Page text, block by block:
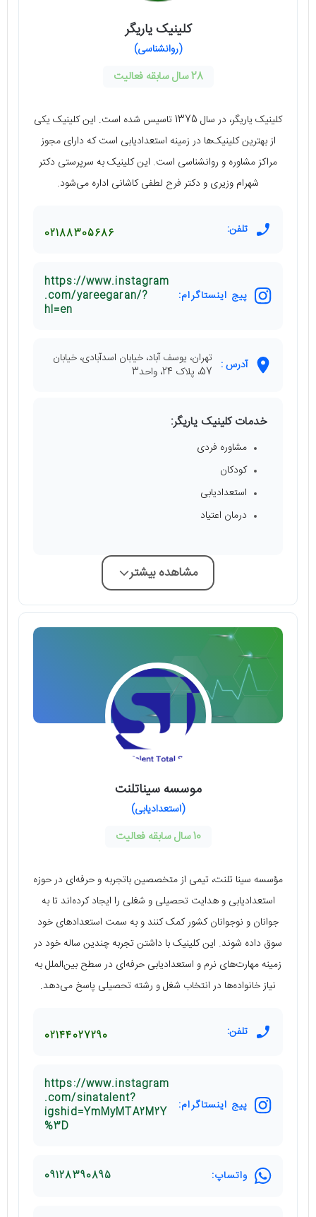
کلینیک یاریگر
(روانشناسی)
28 سال سابقه فعالیت
کلینیک یاریگر، در سال 1375 تاسیس شده است. این کلینیک یکی
از بهترین کلینیک‌ها در زمینه استعدادیابی است که دارای مجوز
مراکز مشاوره و روانشناسی است. این کلینیک به سرپرستی دکتر
شهرام وزیری و دکتر فرح لطفی کاشانی اداره می‌شود.
تلفن: 02188305686
پیج اینستاگرام:
https://www.instagram
.com/yareegaran/?
hl=en
آدرس : تهران، یوسف آباد، خیابان اسدآبادی، خیابان
57، پلاک 24، واحد3
خدمات کلینیک یاریگر:
مشاوره فردی
کودکان
استعدادیابی
درمان اعتیاد
مشاهده بیشتر
موسسه سیناتلنت
(استعدادیابی)
10 سال سابقه فعالیت
مؤسسه سینا تلنت، تیمی از متخصصین باتجربه و حرفه‌ای در حوزه
استعدادیابی و هدایت تحصیلی و شغلی را ایجاد کرده‌اند تا به
جوانان و نوجوانان کشور کمک کنند و به سمت استعدادهای خود
سوق داده شوند. این کلینیک با داشتن تجربه چندین ساله خود در
زمینه مهارت‌های نرم و استعدادیابی حرفه‌ای در سطح بین‌الملل به
نیاز خانواده‌ها در انتخاب شغل و رشته تحصیلی پاسخ می‌دهد.
تلفن: 02144027290
پیج اینستاگرام:
https://www.instagram
.com/sinatalent?
igshid=YmMyMTA2M2Y
%3D
واتساپ: 09128390895